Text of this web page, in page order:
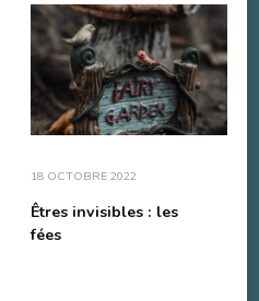
18 OCTOBRE 2022
Êtres invisibles : les
fées